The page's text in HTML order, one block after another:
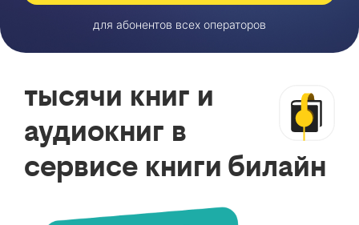
для абонентов всех операторов
тысячи книг и
аудиокниг в
сервисе книги билайн